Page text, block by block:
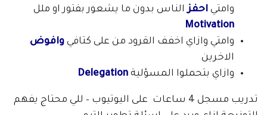
وامتي احفز الناس بدون ما يشعور بفتور او ملل
Motivation
وامتي وازاي اخفف القرود من على كتافي وافوض
الاخرين
وازاي بتحملوا المسؤلية Delegation
تدريب مسجل 4 ساعات على اليوتيوب – للي محتاج يفهم